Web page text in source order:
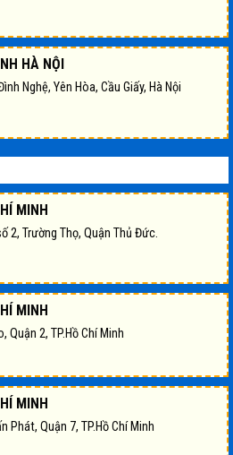
HÀ NỘI
Nghệ, Yên Hòa, Cầu Giấy, Hà Nội
MINH
2, Trường Thọ, Quận Thủ Đức.
MINH
Quận 2, TP.Hồ Chí Minh
MINH
Phát, Quận 7, TP.Hồ Chí Minh